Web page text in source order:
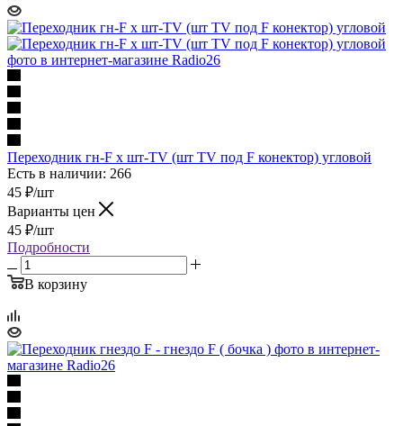
Переходник гн-F х шт-TV (шт TV под F конектор) угловой
Есть в наличии: 266
45 ₽/шт
Варианты цен
45 ₽/шт
Подробности
В корзину